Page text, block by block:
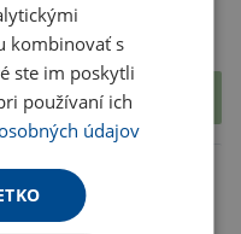
partnera 1510 ks
€
€ s DPH
diár A5 FALCON červený
kombinovať s
ste im poskytli
používaní ich
údajov